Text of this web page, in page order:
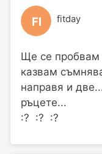
FI fitday
Ще се пробвам
казвам
направя и
ръцете...
:? :? :?